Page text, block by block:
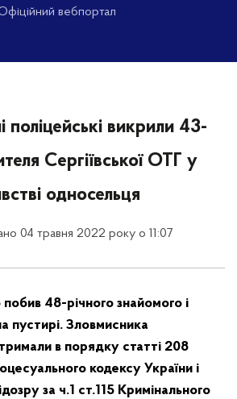
вебпортал
викрили 43-
Сергіївської ОТГ у
односельця
04 травня 2022 року о 11:07
48-річного знайомого і
пустирі. Зловмисника
в порядку статті 208
кодексу України і
за ч.1 ст.115 Кримінального